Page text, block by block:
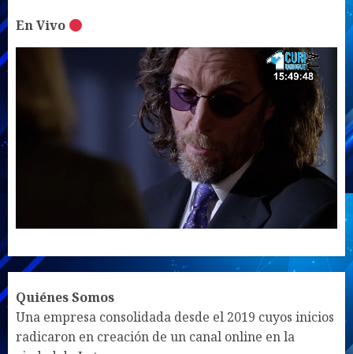
En Vivo
UNMUTE SETTINGS
Quiénes Somos
Una empresa consolidada desde el 2019 cuyos inicios
radicaron en creación de un canal online en la